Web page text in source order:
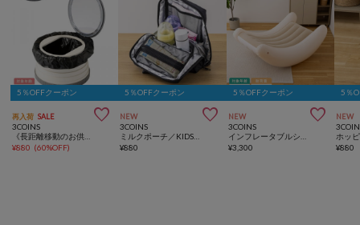
5％OFFクーポン
再入荷 SALE 
3COINS
¥880 (60%OFF)
5％OFFクーポン
NEW 
3COINS
¥880
5％OFFクーポン
NEW 
3COINS
¥3,300
5％
NEW
ホッ
¥880